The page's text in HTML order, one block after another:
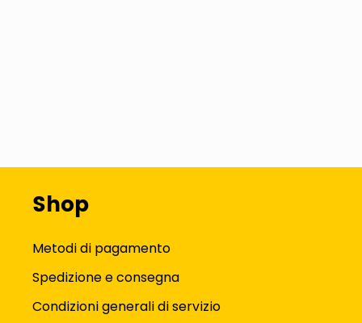
Shop
Metodi di pagamento
Spedizione e consegna
Condizioni generali di servizio